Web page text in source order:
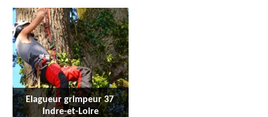
Elagueur grimpeur 37
Indre-et-Loire